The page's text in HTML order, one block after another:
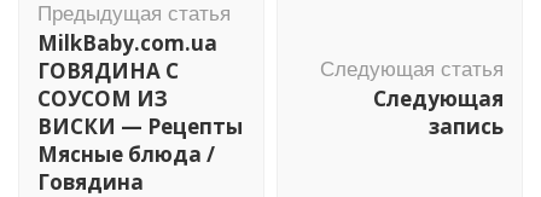
по
записям
Предыдущая статья
MilkBaby.com.ua
ГОВЯДИНА С
СОУСОМ ИЗ
ВИСКИ — Рецепты
Мясные блюда /
Говядина
Следующая статья
Следующая
запись